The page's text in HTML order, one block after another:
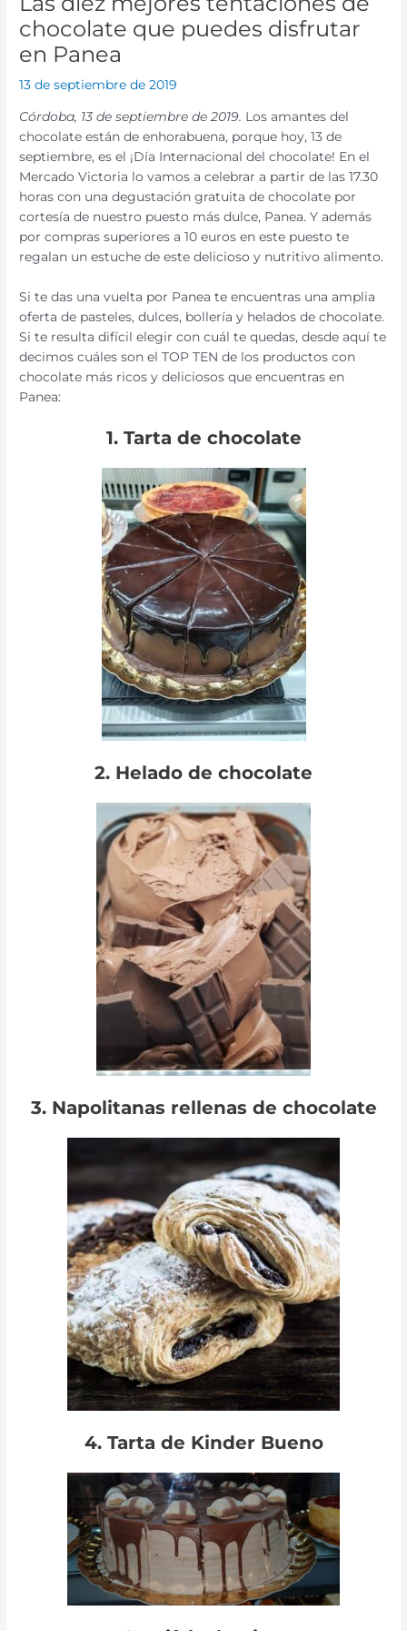
chocolate que puedes disfrutar
en Panea
13 de septiembre de 2019
Córdoba, 13 de septiembre de 2019. Los amantes del
chocolate están de enhorabuena, porque hoy, 13 de
septiembre, es el ¡Día Internacional del chocolate! En el
Mercado Victoria lo vamos a celebrar a partir de las 17.30
horas con una degustación gratuita de chocolate por
cortesía de nuestro puesto más dulce, Panea. Y además
por compras superiores a 10 euros en este puesto te
regalan un estuche de este delicioso y nutritivo alimento.
Si te das una vuelta por Panea te encuentras una amplia
oferta de pasteles, dulces, bollería y helados de chocolate.
Si te resulta difícil elegir con cuál te quedas, desde aquí te
decimos cuáles son el TOP TEN de los productos con
chocolate más ricos y deliciosos que encuentras en
Panea:
1. Tarta de chocolate
2. Helado de chocolate
3. Napolitanas rellenas de chocolate
4. Tarta de Kinder Bueno